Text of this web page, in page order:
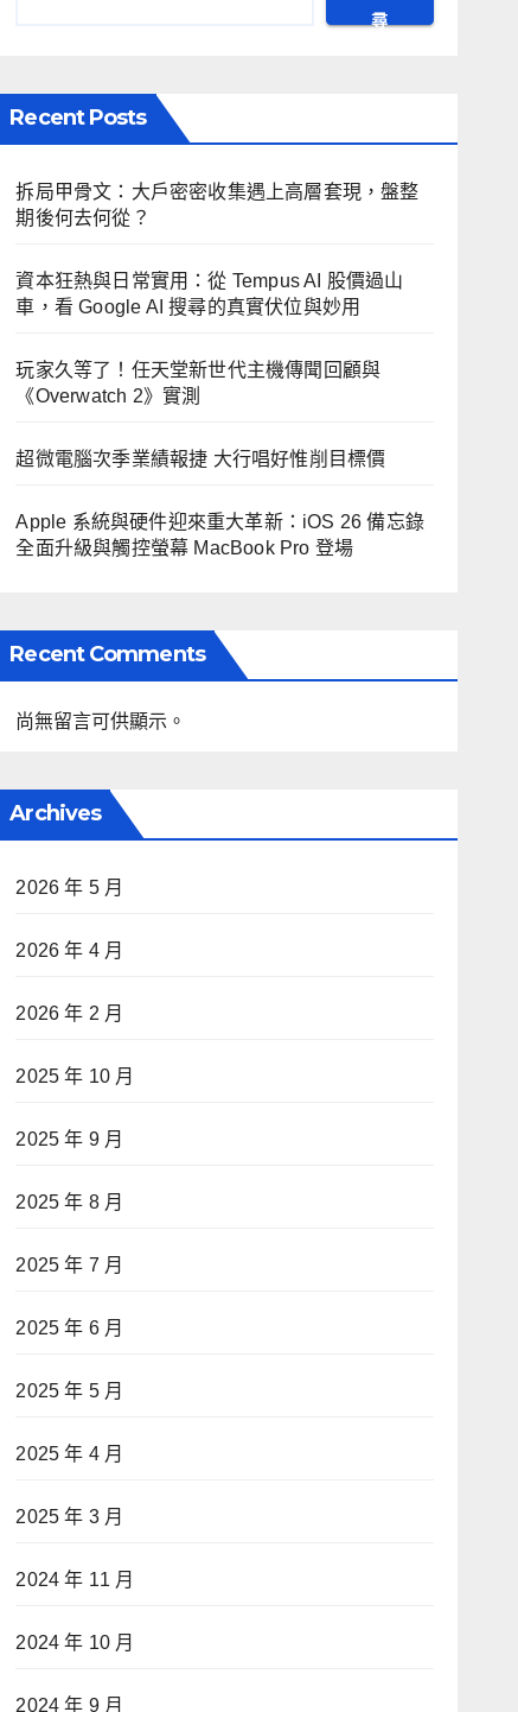
尋
Recent Posts
拆局甲骨文：大戶密密收集遇上高層套現，盤整
期後何去何從？
資本狂熱與日常實用：從 Tempus AI 股價過山
車，看 Google AI 搜尋的真實伏位與妙用
玩家久等了！任天堂新世代主機傳聞回顧與
《Overwatch 2》實測
超微電腦次季業績報捷 大行唱好惟削目標價
Apple 系統與硬件迎來重大革新：iOS 26 備忘錄
全面升級與觸控螢幕 MacBook Pro 登場
Recent Comments
尚無留言可供顯示。
Archives
2026 年 5 月
2026 年 4 月
2026 年 2 月
2025 年 10 月
2025 年 9 月
2025 年 8 月
2025 年 7 月
2025 年 6 月
2025 年 5 月
2025 年 4 月
2025 年 3 月
2024 年 11 月
2024 年 10 月
2024 年 9 月